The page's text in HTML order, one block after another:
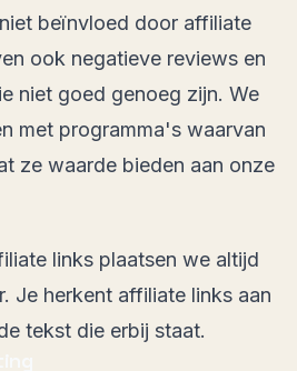
beïnvloed door affiliate
ook negatieve reviews en
niet goed genoeg zijn. We
met programma's waarvan
ze waarde bieden aan onze
links plaatsen we altijd
Je herkent affiliate links aan
tekst die erbij staat.